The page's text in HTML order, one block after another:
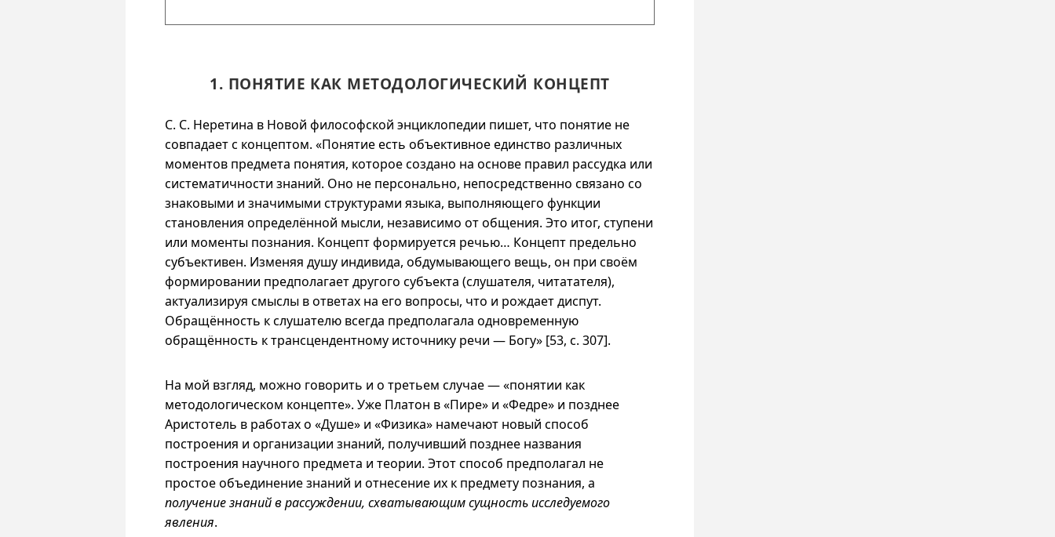
1. ПОНЯТИЕ КАК МЕТОДОЛОГИЧЕСКИЙ КОНЦЕПТ
С. С. Неретина в Новой философской энциклопедии пишет, что понятие не
совпадает с концептом. «Понятие есть объективное единство различных
моментов предмета понятия, которое создано на основе правил рассудка или
систематичности знаний. Оно не персонально, непосредственно связано со
знаковыми и значимыми структурами языка, выполняющего функции
становления определённой мысли, независимо от общения. Это итог, ступени
или моменты познания. Концепт формируется речью… Концепт предельно
субъективен. Изменяя душу индивида, обдумывающего вещь, он при своём
формировании предполагает другого субъекта (слушателя, читатателя),
актуализируя смыслы в ответах на его вопросы, что и рождает диспут.
Обращённость к слушателю всегда предполагала одновременную
обращённость к трансцендентному источнику речи — Богу» [53, с. 307].
На мой взгляд, можно говорить и о третьем случае — «понятии как
методологическом концепте». Уже Платон в «Пире» и «Федре» и позднее
Аристотель в работах о «Душе» и «Физика» намечают новый способ
построения и организации знаний, получивший позднее названия
построения научного предмета и теории. Этот способ предполагал не
простое объединение знаний и отнесение их к предмету познания, а
получение знаний в рассуждении, схватывающим сущность исследуемого
явления.